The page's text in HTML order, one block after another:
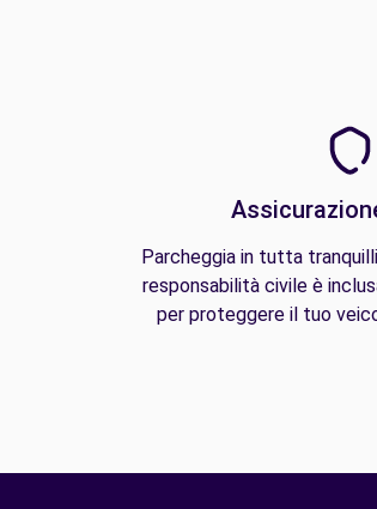
Parcheggia in tutta
responsabilità civile è
per proteggere il tuo